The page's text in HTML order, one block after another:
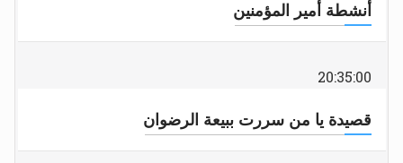
أنشطة أمير المؤمنين
20:35:00
قصيدة يا من سررت ببيعة الرضوان